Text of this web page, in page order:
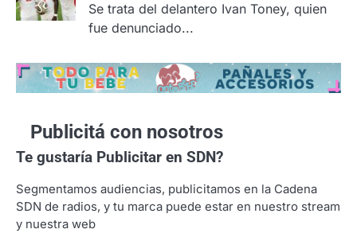
Se trata del delantero Ivan Toney, quien
fue denunciado...
Publicitá con nosotros
Te gustaría Publicitar en SDN?
Segmentamos audiencias, publicitamos en la Cadena
SDN de radios, y tu marca puede estar en nuestro stream
y nuestra web